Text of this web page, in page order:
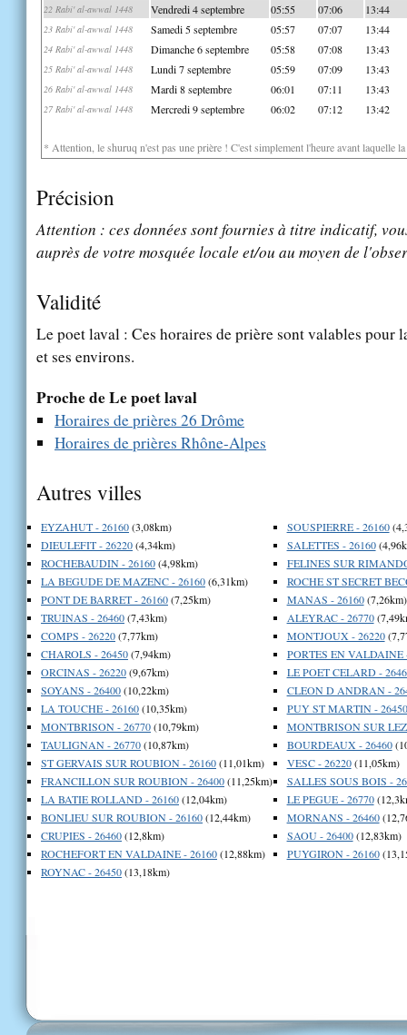
22 Rabi' al-awwal 1448 Vendredi 4 septembre 05:55 07:06 13:44
23 Rabi' al-awwal 1448 Samedi 5 septembre 05:57 07:07 13:44
24 Rabi' al-awwal 1448 Dimanche 6 septembre 05:58 07:08 13:43
25 Rabi' al-awwal 1448 Lundi 7 septembre 05:59 07:09 13:43
26 Rabi' al-awwal 1448 Mardi 8 septembre 06:01 07:11 13:43
27 Rabi' al-awwal 1448 Mercredi 9 septembre 06:02 07:12 13:42
* Attention, le shuruq n'est pas une prière ! C'est simplement l'heure avant laquelle
Précision
Attention : ces données sont fournies à titre indicatif,
auprès de votre mosquée locale et/ou au moyen de
Validité
Le poet laval : Ces horaires de prière sont valables pour
et ses environs.
Proche de Le poet laval
Horaires de prières 26 Drôme
Horaires de prières Rhône-Alpes
Autres villes
EYZAHUT - 26160(3,08km)
DIEULEFIT - 26220(4,34km)
ROCHEBAUDIN - 26160(4,98km)
LA BEGUDE DE MAZENC - 26160(6,31km)
PONT DE BARRET - 26160(7,25km)
TRUINAS - 26460(7,43km)
COMPS - 26220(7,77km)
CHAROLS - 26450(7,94km)
ORCINAS - 26220(9,67km)
SOYANS - 26400(10,22km)
LA TOUCHE - 26160(10,35km)
MONTBRISON - 26770(10,79km)
TAULIGNAN - 26770(10,87km)
ST GERVAIS SUR ROUBION - 26160(11,01km)
FRANCILLON SUR ROUBION - 26400(11,25km)
LA BATIE ROLLAND - 26160(12,04km)
BONLIEU SUR ROUBION - 26160(12,44km)
CRUPIES - 26460(12,8km)
ROCHEFORT EN VALDAINE - 26160(12,88km)
ROYNAC - 26450(13,18km)
SOUSPIERRE - 26160
SALETTES - 26160
FELINES SUR
ROCHE ST SECRET
MANAS - 26160(7,26km)
ALEYRAC - 26770
MONTJOUX - 26220
PORTES EN VALDAINE
LE POET CELARD -
CLEON D ANDRAN -
PUY ST MARTIN - 26450
MONTBRISON SUR
BOURDEAUX - 26460
VESC - 26220(11,05km)
SALLES SOUS BOIS -
LE PEGUE - 26770
MORNANS - 26460
SAOU - 26400(12,83km)
PUYGIRON - 26160